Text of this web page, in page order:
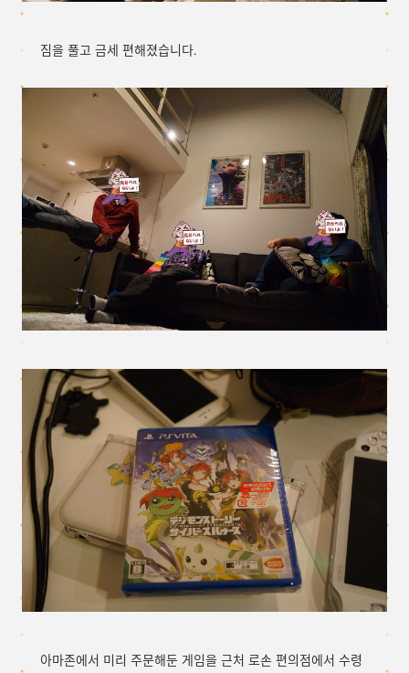
짐을 풀고 금세 편해졌습니다.
아마존에서 미리 주문해둔 게임을 근처 로손 편의점에서 수령